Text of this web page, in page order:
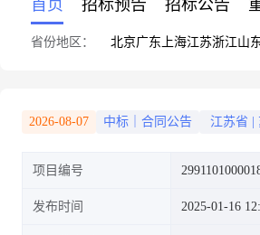
首页 招标预告 招标公告
省份地区： 北京广东 上海江苏浙江山
2026-08-07 中标｜合同公告 江苏省
项目编号
发布时间 2025-01-16